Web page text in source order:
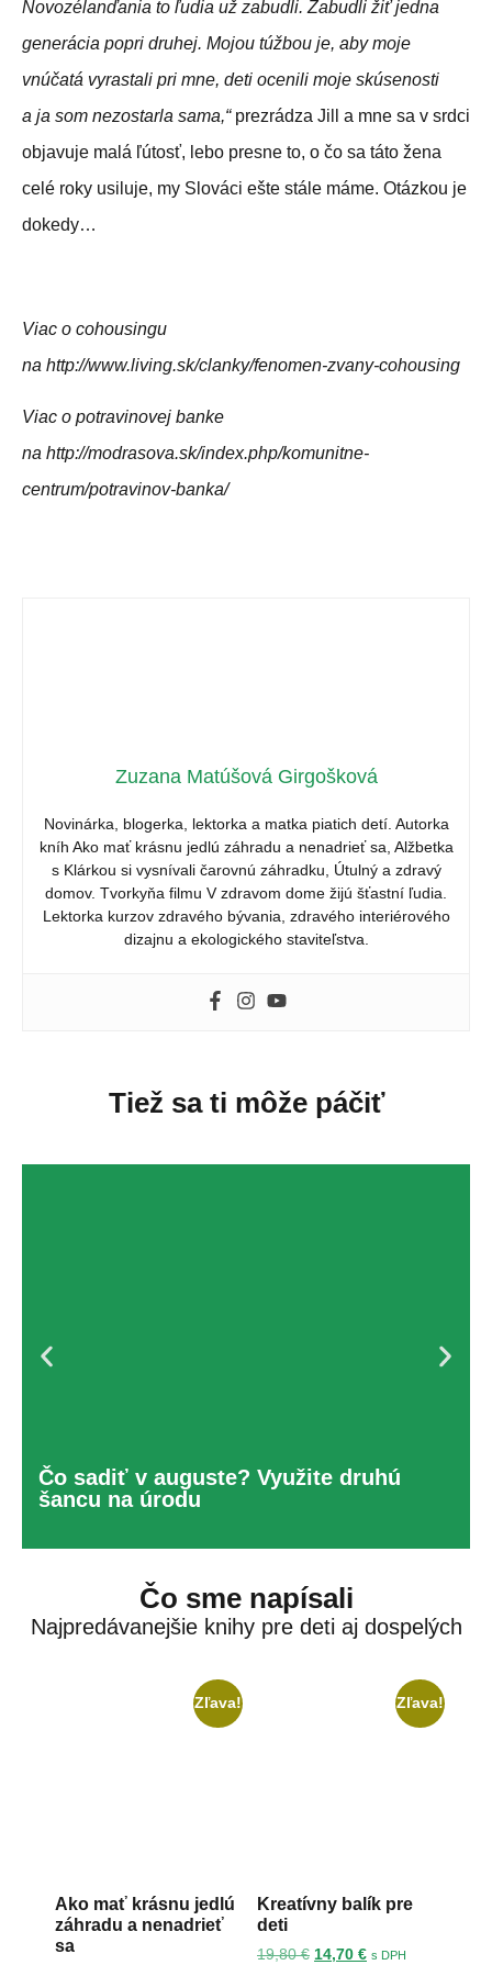
Novozélanďania to ľudia už zabudli. Zabudli žiť jedna
generácia popri druhej. Mojou túžbou je, aby moje
vnúčatá vyrastali pri mne, deti ocenili moje skúsenosti
a ja som nezostarla sama,“ prezrádza Jill a mne sa v srdci
objavuje malá ľútosť, lebo presne to, o čo sa táto žena
celé roky usiluje, my Slováci ešte stále máme. Otázkou je
dokedy…
Viac o cohousingu
na http://www.living.sk/clanky/fenomen-zvany-cohousing
Viac o potravinovej banke
na http://modrasova.sk/index.php/komunitne-
centrum/potravinov-banka/
Zuzana Matúšová Girgošková
Novinárka, blogerka, lektorka a matka piatich detí. Autorka
kníh Ako mať krásnu jedlú záhradu a nenadrieť sa, Alžbetka
s Klárkou si vysnívali čarovnú záhradku, Útulný a zdravý
domov. Tvorkyňa filmu V zdravom dome žijú šťastní ľudia.
Lektorka kurzov zdravého bývania, zdravého interiérového
dizajnu a ekologického staviteľstva.
Tiež sa ti môže páčiť
Čo sadiť v auguste? Využite druhú
šancu na úrodu
Čo sme napísali
Najpredávanejšie knihy pre deti aj dospelých
Zľava!
Ako mať krásnu jedlú
záhradu a nenadrieť
sa
Zľava!
Kreatívny balík pre
deti
19,80€ 14,70 € s DPH